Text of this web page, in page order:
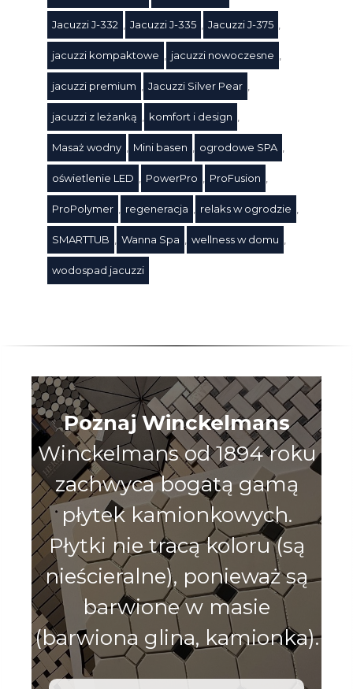
Tagi
Jacuzzi J-332 Jacuzzi J-335 Jacuzzi J-375
jacuzzi kompaktowe jacuzzi nowoczesne
jacuzzi premium Jacuzzi Silver Pear
jacuzzi z leżanką komfort i design
Masaż wodny Mini basen ogrodowe SPA
oświetlenie LED PowerPro ProFusion
ProPolymer regeneracja relaks w ogrodzie
SMARTTUB Wanna Spa wellness w domu
wodospad jacuzzi
Poznaj Winckelmans
Winckelmans od 1894 roku
zachwyca bogatą gamą
płytek kamionkowych.
Płytki nie tracą koloru (są
nieścieralne), ponieważ są
barwione w masie
(barwiona glina, kamionka).